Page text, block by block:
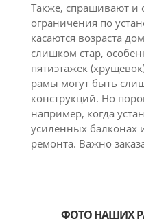
Также, спрашивают и
ограничения по
касаются возраста
слишком стар,
пятиэтажек
рамы могут быть
конструкций. Но
например, когда
усиленных балконах
ремонта. Важно
ФОТО НАШИХ